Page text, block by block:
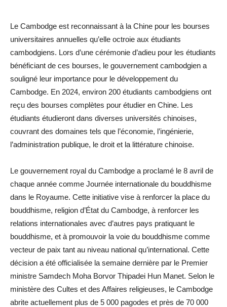
Le Cambodge est reconnaissant à la Chine pour les bourses
universitaires annuelles qu’elle octroie aux étudiants
cambodgiens. Lors d’une cérémonie d’adieu pour les étudiants
bénéficiant de ces bourses, le gouvernement cambodgien a
souligné leur importance pour le développement du
Cambodge. En 2024, environ 200 étudiants cambodgiens ont
reçu des bourses complètes pour étudier en Chine. Les
étudiants étudieront dans diverses universités chinoises,
couvrant des domaines tels que l’économie, l’ingénierie,
l’administration publique, le droit et la littérature chinoise.
Le gouvernement royal du Cambodge a proclamé le 8 avril de
chaque année comme Journée internationale du bouddhisme
dans le Royaume. Cette initiative vise à renforcer la place du
bouddhisme, religion d’État du Cambodge, à renforcer les
relations internationales avec d’autres pays pratiquant le
bouddhisme, et à promouvoir la voie du bouddhisme comme
vecteur de paix tant au niveau national qu’international. Cette
décision a été officialisée la semaine dernière par le Premier
ministre Samdech Moha Borvor Thipadei Hun Manet. Selon le
ministère des Cultes et des Affaires religieuses, le Cambodge
abrite actuellement plus de 5 000 pagodes et près de 70 000